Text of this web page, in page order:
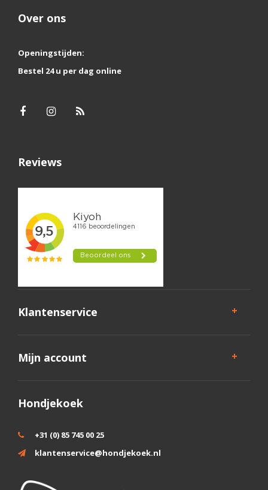
Over ons
Openingstijden:
Bestel 24 u per dag online
Reviews
Klantenservice
Mijn account
Hondjekoek
+31 (0) 85 745 00 25
klantenservice@hondjekoek.nl